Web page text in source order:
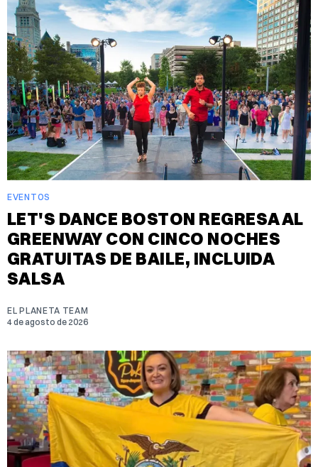
EVENTOS
LET'S DANCE BOSTON REGRESA AL
GREENWAY CON CINCO NOCHES
GRATUITAS DE BAILE, INCLUIDA
SALSA
EL PLANETA TEAM
4 de agosto de 2026